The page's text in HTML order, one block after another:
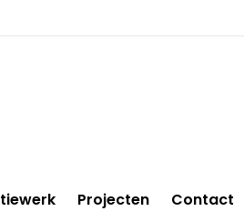
Projecten Contact